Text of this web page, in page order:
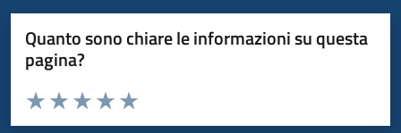
Quanto sono chiare le informazioni su questa
pagina?
Domanda
Valuta da 1 a 5 stelle la pagina
Valuta 5 stelle su 5
Valuta 4 stelle su 5
Valuta 3 stelle su 5
Valuta 2 stelle su 5
Valuta 1 stelle su 5